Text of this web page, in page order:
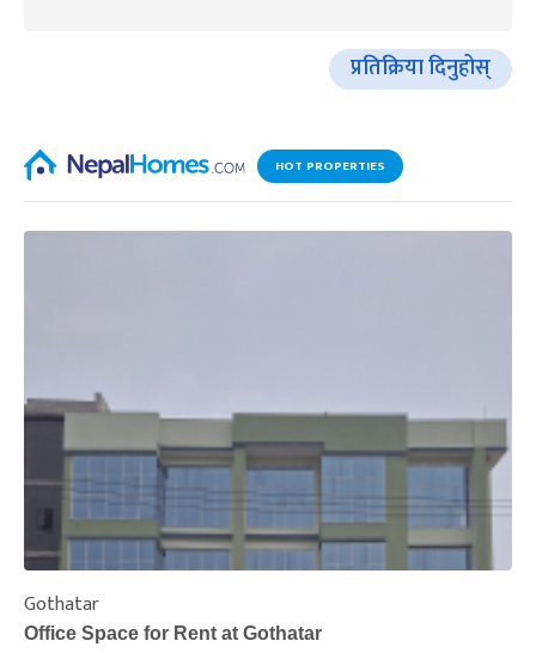
प्रतिक्रिया दिनुहोस्
HOT PROPERTIES
Gothatar
Office Space for Rent at Gothatar